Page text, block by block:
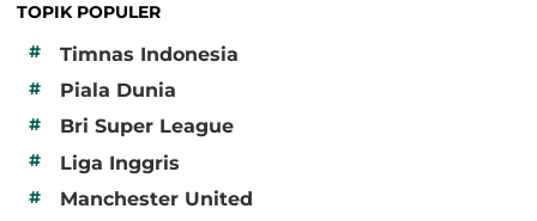
TOPIK POPULER
#
Timnas Indonesia
# Piala Dunia
# Bri Super League
# Liga Inggris
# Manchester United